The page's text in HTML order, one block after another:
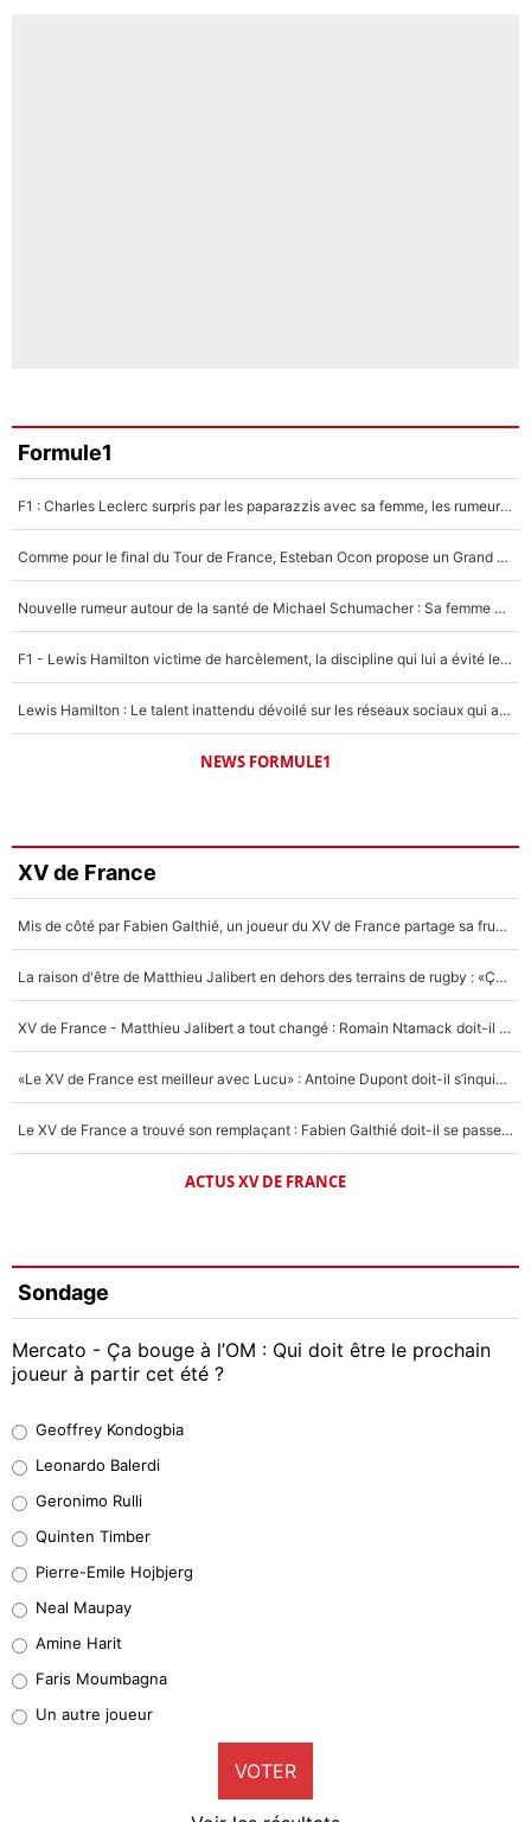
Formule1
F1 : Charles Leclerc surpris par les paparazzis avec sa femme, les rumeurs étaient vraies !
Comme pour le final du Tour de France, Esteban Ocon propose un Grand Prix de Formule 1 à Paris : «Autour de l’Arc de Triomphe, ce serait génial» !
Nouvelle rumeur autour de la santé de Michael Schumacher : Sa femme Corinna sort du silence
F1 - Lewis Hamilton victime de harcèlement, la discipline qui lui a évité le pire : «J'aurais probablement mal tourné»
Lewis Hamilton : Le talent inattendu dévoilé sur les réseaux sociaux qui a impressionné Kim Kardashian pendant leurs vacances en amoureux !
NEWS FORMULE1
XV de France
Mis de côté par Fabien Galthié, un joueur du XV de France partage sa frustration : «ils ne me l’ont pas dit tout de suite»
La raison d'être de Matthieu Jalibert en dehors des terrains de rugby : «Ça m'atteint autant que si tu touches à un membre de ma famille»
XV de France - Matthieu Jalibert a tout changé : Romain Ntamack doit-il s’inquiéter pour sa place à un an de la Coupe du monde ?
«Le XV de France est meilleur avec Lucu» : Antoine Dupont doit-il s’inquiéter pour sa place ?
Le XV de France a trouvé son remplaçant : Fabien Galthié doit-il se passer d'Antoine Dupont ?
ACTUS XV DE FRANCE
Sondage
Mercato - Ça bouge à l’OM : Qui doit être le prochain
joueur à partir cet été ?
38%
32%
4%
1%
9%
Geoffrey Kondogbia
Leonardo Balerdi
Geronimo Rulli
Quinten Timber
Pierre-Emile Hojbjerg
Neal Maupay
Amine Harit
Faris Moumbagna
Un autre joueur
VOTER